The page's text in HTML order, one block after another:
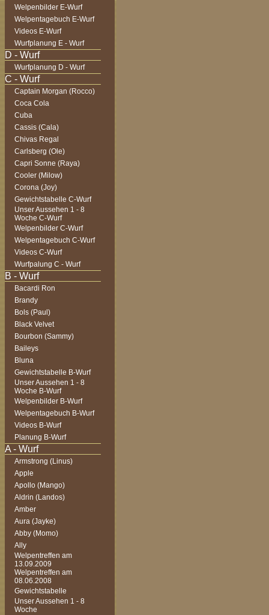
Welpenbilder E-Wurf
Welpentagebuch E-Wurf
Videos E-Wurf
Wurfplanung E - Wurf
Wurfplanung D - Wurf
Captain Morgan (Rocco)
Coca Cola
Cuba
Cassis (Cala)
Chivas Regal
Carlsberg (Ole)
Capri Sonne (Raya)
Cooler (Milow)
Corona (Joy)
Gewichtstabelle C-Wurf
Unser Aussehen 1 - 8
Woche C-Wurf
Welpenbilder C-Wurf
Welpentagebuch C-Wurf
Videos C-Wurf
Wurfpalung C - Wurf
Bacardi Ron
Brandy
Bols (Paul)
Black Velvet
Bourbon (Sammy)
Baileys
Bluna
Gewichtstabelle B-Wurf
Unser Aussehen 1 - 8
Woche B-Wurf
Welpenbilder B-Wurf
Welpentagebuch B-Wurf
Videos B-Wurf
Planung B-Wurf
Armstrong (Linus)
Apple
Apollo (Mango)
Aldrin (Landos)
Amber
Aura (Jayke)
Abby (Momo)
Ally
Welpentreffen am
13.09.2009
Welpentreffen am
08.06.2008
Gewichtstabelle
Unser Aussehen 1 - 8
Woche